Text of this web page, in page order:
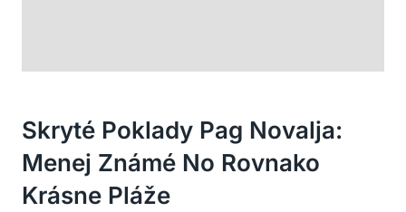
Skryté Poklady Pag Novalja:
Menej Známé No Rovnako
Krásne Pláže